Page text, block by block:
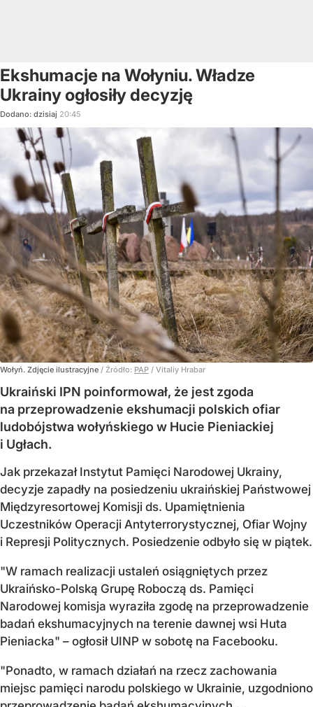
Ekshumacje na Wołyniu. Władze
Ukrainy ogłosiły decyzję
Dodano: dzisiaj 20:45
Wołyń. Zdjęcie ilustracyjne / Źródło: PAP / Vitaliy Hrabar
Ukraiński IPN poinformował, że jest zgoda
na przeprowadzenie ekshumacji polskich ofiar
ludobójstwa wołyńskiego w Hucie Pieniackiej
i Ugłach.
Jak przekazał Instytut Pamięci Narodowej Ukrainy,
decyzje zapadły na posiedzeniu ukraińskiej Państwowej
Międzyresortowej Komisji ds. Upamiętnienia
Uczestników Operacji Antyterrorystycznej, Ofiar Wojny
i Represji Politycznych. Posiedzenie odbyło się w piątek.
"W ramach realizacji ustaleń osiągniętych przez
Ukraińsko-Polską Grupę Roboczą ds. Pamięci
Narodowej komisja wyraziła zgodę na przeprowadzenie
badań ekshumacyjnych na terenie dawnej wsi Huta
Pieniacka" – ogłosił UINP w sobotę na Facebooku.
"Ponadto, w ramach działań na rzecz zachowania
miejsc pamięci narodu polskiego w Ukrainie, uzgodniono